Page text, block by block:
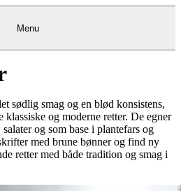
&TeambuildingTeambuilding
rådgivningProjekter &
Eventkalender
indMit Meyers
Menu
sødlig smag og en blød konsistens,
klassiske og moderne retter. De egner
og som base i plantefars og
med brune bønner og find ny
retter med både tradition og smag i